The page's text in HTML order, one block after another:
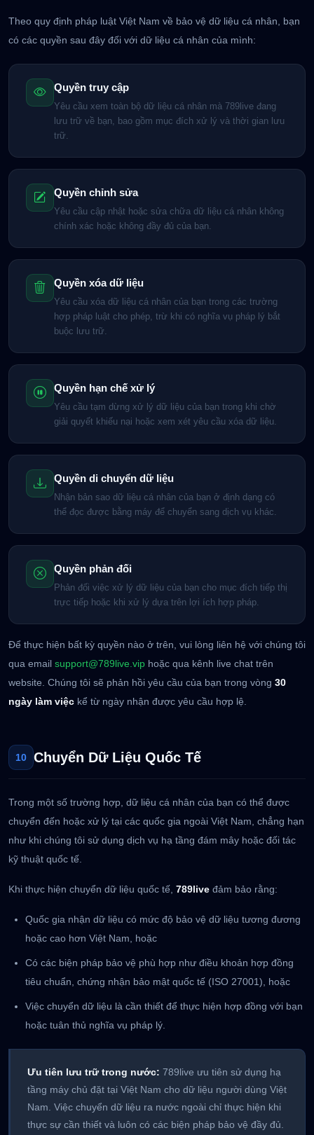
Theo quy định pháp luật Việt Nam về bảo vệ dữ liệu cá nhân, bạn
có các quyền sau đây đối với dữ liệu cá nhân của mình:
Quyền truy cập
Yêu cầu xem toàn bộ dữ liệu cá nhân mà 789live đang
lưu trữ về bạn, bao gồm mục đích xử lý và thời gian lưu
trữ.
Quyền chỉnh sửa
Yêu cầu cập nhật hoặc sửa chữa dữ liệu cá nhân không
chính xác hoặc không đầy đủ của bạn.
Quyền xóa dữ liệu
Yêu cầu xóa dữ liệu cá nhân của bạn trong các trường
hợp pháp luật cho phép, trừ khi có nghĩa vụ pháp lý bắt
buộc lưu trữ.
Quyền hạn chế xử lý
Yêu cầu tạm dừng xử lý dữ liệu của bạn trong khi chờ
giải quyết khiếu nại hoặc xem xét yêu cầu xóa dữ liệu.
Quyền di chuyển dữ liệu
Nhận bản sao dữ liệu cá nhân của bạn ở định dạng có
thể đọc được bằng máy để chuyển sang dịch vụ khác.
Quyền phản đối
Phản đối việc xử lý dữ liệu của bạn cho mục đích tiếp thị
trực tiếp hoặc khi xử lý dựa trên lợi ích hợp pháp.
Để thực hiện bất kỳ quyền nào ở trên, vui lòng liên hệ với chúng tôi
qua email support@789live.vip hoặc qua kênh live chat trên
website. Chúng tôi sẽ phản hồi yêu cầu của bạn trong vòng 30
ngày làm việc kể từ ngày nhận được yêu cầu hợp lệ.
10 Chuyển Dữ Liệu Quốc Tế
Trong một số trường hợp, dữ liệu cá nhân của bạn có thể được
chuyển đến hoặc xử lý tại các quốc gia ngoài Việt Nam, chẳng hạn
như khi chúng tôi sử dụng dịch vụ hạ tầng đám mây hoặc đối tác
kỹ thuật quốc tế.
Khi thực hiện chuyển dữ liệu quốc tế, 789live đảm bảo rằng:
Quốc gia nhận dữ liệu có mức độ bảo vệ dữ liệu tương đương
hoặc cao hơn Việt Nam, hoặc
Có các biện pháp bảo vệ phù hợp như điều khoản hợp đồng
tiêu chuẩn, chứng nhận bảo mật quốc tế (ISO 27001), hoặc
Việc chuyển dữ liệu là cần thiết để thực hiện hợp đồng với bạn
hoặc tuân thủ nghĩa vụ pháp lý.
Ưu tiên lưu trữ trong nước: 789live ưu tiên sử dụng hạ
tầng máy chủ đặt tại Việt Nam cho dữ liệu người dùng Việt
Nam. Việc chuyển dữ liệu ra nước ngoài chỉ thực hiện khi
thực sự cần thiết và luôn có các biện pháp bảo vệ đầy đủ.